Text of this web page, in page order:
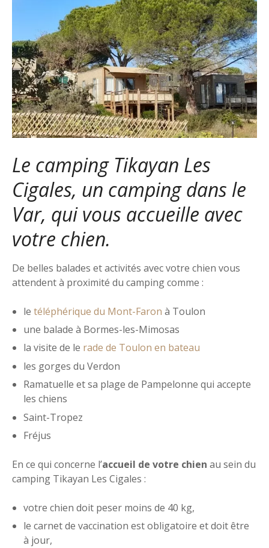
Le camping Tikayan Les
Cigales, un camping dans le
Var, qui vous accueille avec
votre chien.
De belles balades et activités avec votre chien vous
attendent à proximité du camping comme :
letéléphérique du Mont-Faron à Toulon
une balade à Bormes-les-Mimosas
la visite de le rade de Toulon en bateau
les gorges du Verdon
Ramatuelle et sa plage de Pampelonne qui accepte
les chiens
Saint-Tropez
Fréjus
En ce qui concerne l’accueil de votre chien au sein du
camping Tikayan Les Cigales :
votre chien doit peser moins de 40 kg,
le carnet de vaccination est obligatoire et doit être
à jour,